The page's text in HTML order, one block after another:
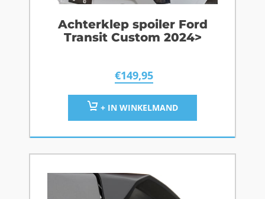
Achterklep spoiler Ford
Transit Custom 2024>
€149,95
+ IN WINKELMAND